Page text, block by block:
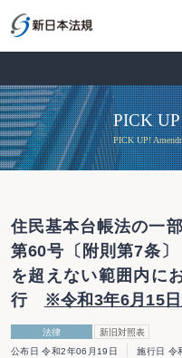
PICK
PICK UP!
住民基本台帳法の一
第60号〔附則第7条
を超えない範囲内に
行
※令和3年6月15
法律
新旧対照表
公布日 令和2年06月19日
施行日 令